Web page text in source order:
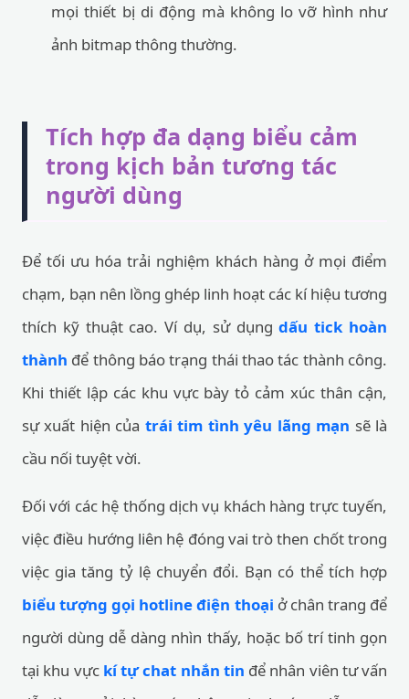
mọi thiết bị di động mà không lo vỡ hình như
ảnh bitmap thông thường.
Tích hợp đa dạng biểu cảm
trong kịch bản tương tác
người dùng
Để tối ưu hóa trải nghiệm khách hàng ở mọi điểm
chạm, bạn nên lồng ghép linh hoạt các kí hiệu tương
thích kỹ thuật cao. Ví dụ, sử dụngdấu tick hoàn
thành để thông báo trạng thái thao tác thành công.
Khi thiết lập các khu vực bày tỏ cảm xúc thân cận,
sự xuất hiện của trái tim tình yêu lãng mạn sẽ là
cầu nối tuyệt vời.
Đối với các hệ thống dịch vụ khách hàng trực tuyến,
việc điều hướng liên hệ đóng vai trò then chốt trong
việc gia tăng tỷ lệ chuyển đổi. Bạn có thể tích hợp
biểu tượng gọi hotline điện thoại ở chân trang để
người dùng dễ dàng nhìn thấy, hoặc bố trí tinh gọn
tại khu vực kí tự chat nhắn tin để nhân viên tư vấn